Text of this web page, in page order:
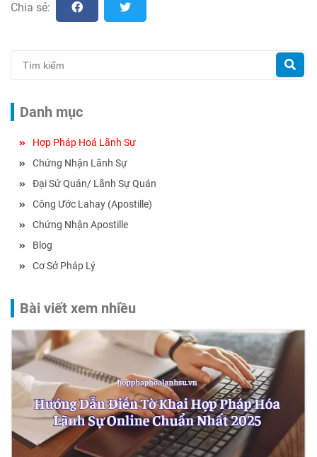
Chia sẻ:
Danh mục
Hợp Pháp Hoá Lãnh Sự
Chứng Nhận Lãnh Sự
Đại Sứ Quán/ Lãnh Sự Quán
Công Ước Lahay (Apostille)
Chứng Nhận Apostille
Blog
Cơ Sở Pháp Lý
Bài viết xem nhiều